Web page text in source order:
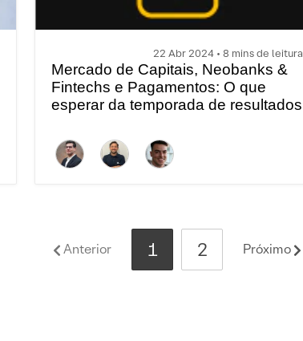
22 Abr 2024 • 8 mins de leitura
Mercado de Capitais, Neobanks &
Fintechs e Pagamentos: O que
esperar da temporada de resultados
Anterior 1 2 Próximo